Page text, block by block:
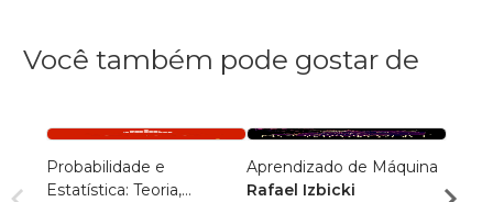
Você também pode gostar de
Probabilidade e
Estatística: Teoria,
Aprendizado de Máquina
Rafael Izbicki